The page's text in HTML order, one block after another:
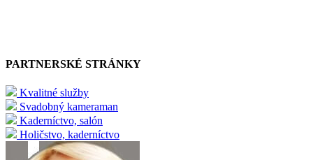
PARTNERSKÉ STRÁNKY
Kvalitné služby
Svadobný kameraman
Kaderníctvo, salón
Holičstvo, kaderníctvo